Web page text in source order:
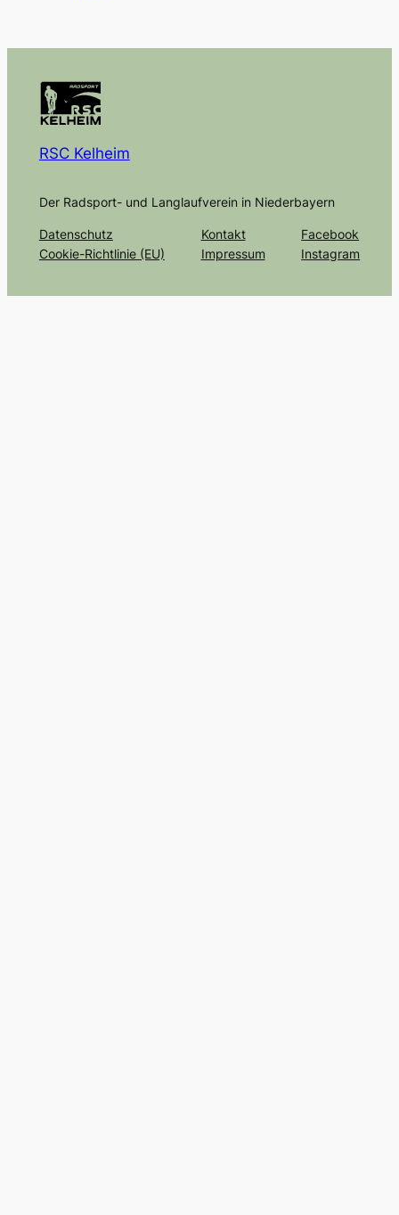
RSC Kelheim
Der Radsport- und Langlaufverein in Niederbayern
Datenschutz
Cookie-Richtlinie (EU)
Kontakt
Impressum
Facebook
Instagram